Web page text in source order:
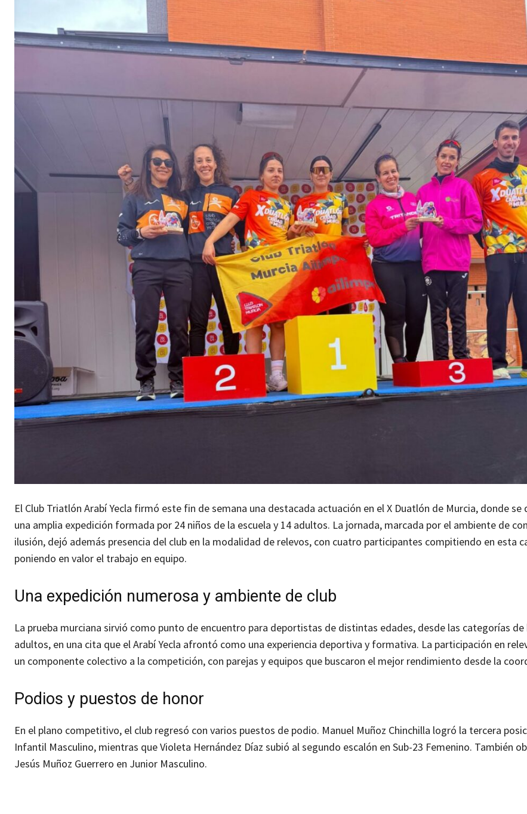
El Club Triatlón Arabí Yecla firmó este fin de semana una destacada actuación en el X Duatlón de Murcia, donde se
una amplia expedición formada por 24 niños de la escuela y 14 adultos. La jornada, marcada por el ambiente de
ilusión, dejó además presencia del club en la modalidad de relevos, con cuatro participantes compitiendo en esta
poniendo en valor el trabajo en equipo.
Una expedición numerosa y ambiente de club
La prueba murciana sirvió como punto de encuentro para deportistas de distintas edades, desde las categorías de
adultos, en una cita que el Arabí Yecla afrontó como una experiencia deportiva y formativa. La participación en
un componente colectivo a la competición, con parejas y equipos que buscaron el mejor rendimiento desde la
Podios y puestos de honor
En el plano competitivo, el club regresó con varios puestos de podio. Manuel Muñoz Chinchilla logró la tercera
Infantil Masculino, mientras que Violeta Hernández Díaz subió al segundo escalón en Sub-23 Femenino. También
Jesús Muñoz Guerrero en Junior Masculino.